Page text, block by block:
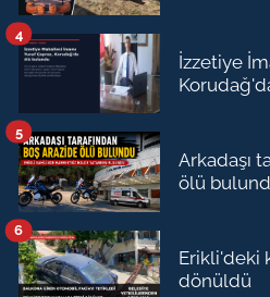
İzzetiye
4
Arkadaşı
ölü
5
Erikli'deki
dönüldü
6